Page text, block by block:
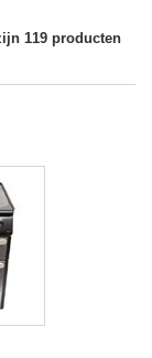
119 producten